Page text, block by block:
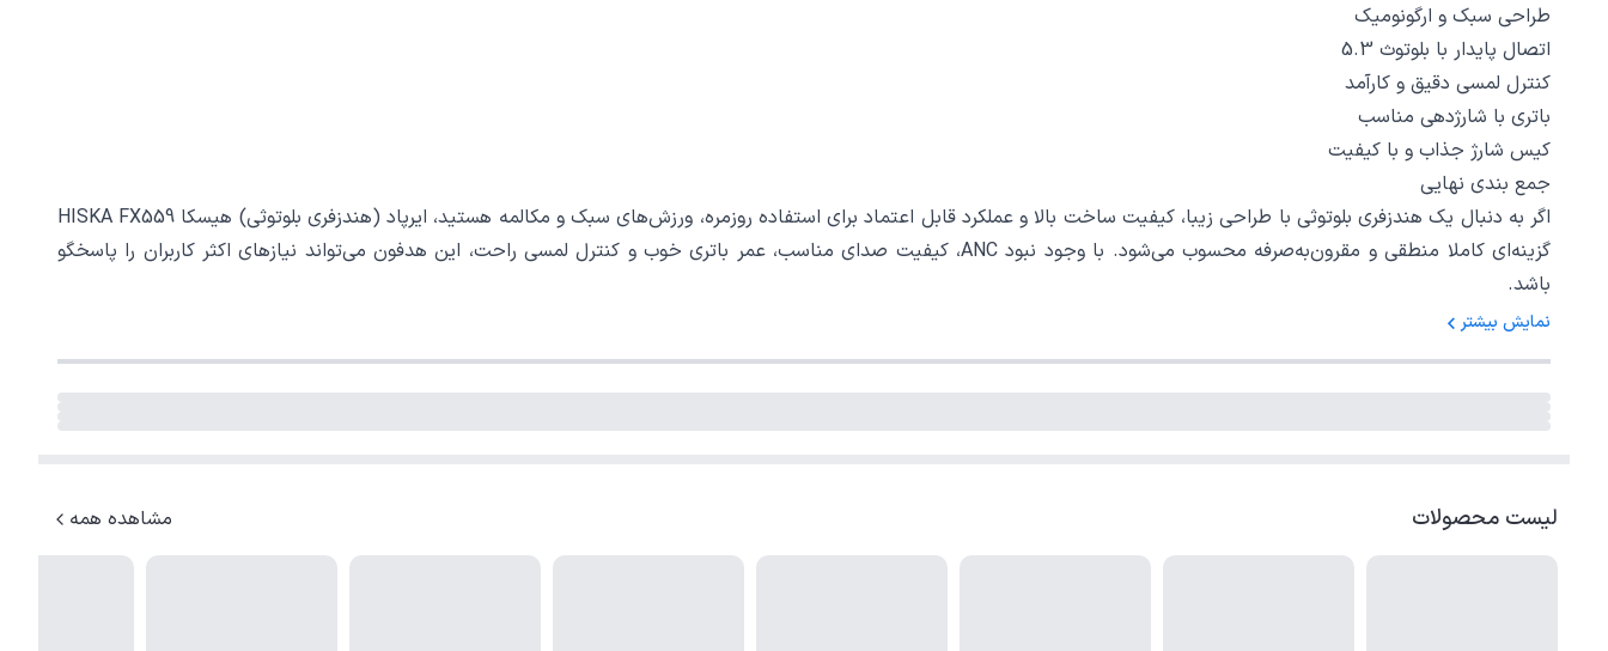
طراحی سبک و ارگونومیک
اتصال پایدار با بلوتوث 5.3
کنترل لمسی دقیق و کارآمد
باتری با شارژدهی مناسب
کیس شارژ جذاب و با کیفیت
جمع‌ بندی نهایی
اگر به دنبال یک هندزفری بلوتوثی با طراحی زیبا، کیفیت ساخت بالا و عملکرد قابل اعتماد برای استفاده روزمره، ورزش‌های سبک و مکالمه هستید، ایرپاد (هندزفری بلوتوثی) هیسکا HISKA FX559
گزینه‌ای کاملا منطقی و مقرون‌به‌صرفه محسوب می‌شود. با وجود نبود ANC، کیفیت صدای مناسب، عمر باتری خوب و کنترل لمسی راحت، این هدفون می‌تواند نیازهای اکثر کاربران را پاسخگو
باشد.
نمایش بیشتر
لیست محصولات مشاهده همه